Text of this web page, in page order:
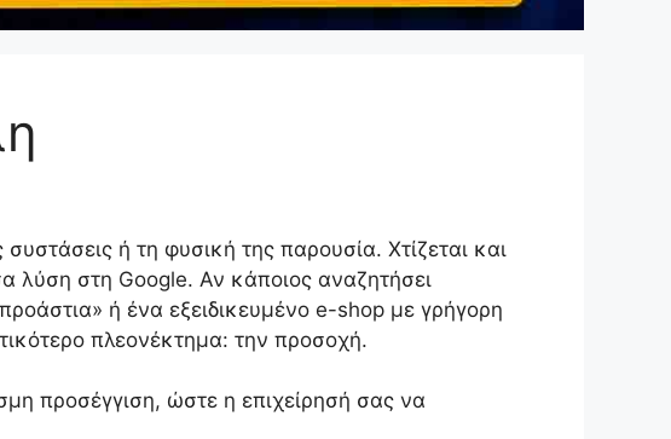
ή τη φυσική της παρουσία. Χτίζεται και
λύση στη Google. Αν κάποιος αναζητήσει
ή ένα εξειδικευμένο e-shop με γρήγορη
πλεονέκτημα: την προσοχή.
προσέγγιση, ώστε η επιχείρησή σας να